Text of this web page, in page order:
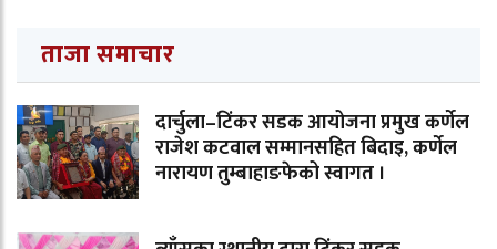
ताजा समाचार
दार्चुला–टिंकर सडक आयोजना प्रमुख कर्णेल
राजेश कटवाल सम्मानसहित बिदाइ, कर्णेल
नारायण तुम्बाहाङफेको स्वागत ।